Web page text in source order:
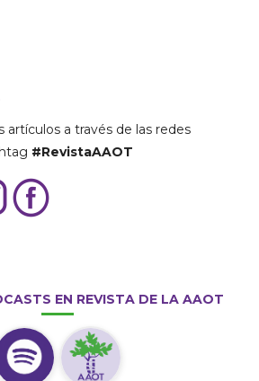
artículos a través de las redes
#RevistaAAOT
EN REVISTA DE LA AAOT